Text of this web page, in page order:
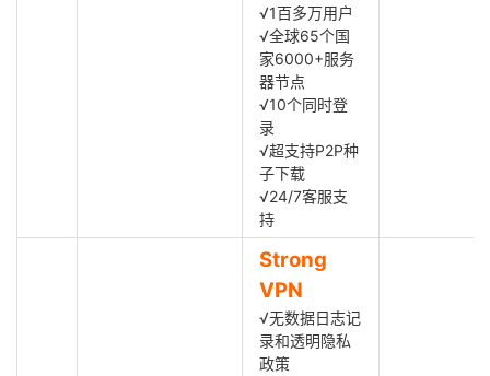
√1百多万用户
√全球65个国
家6000+服务
器节点
√10个同时登
录
√超支持P2P种
子下载
√24/7客服支
持
Strong
VPN
√无数据日志记
录和透明隐私
政策